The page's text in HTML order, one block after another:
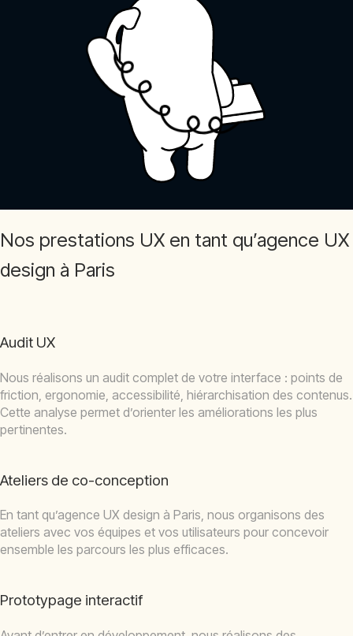
Nos prestations UX en tant qu’agence UX
design à Paris
Audit UX
Nous réalisons un audit complet de votre interface : points de
friction, ergonomie, accessibilité, hiérarchisation des contenus.
Cette analyse permet d’orienter les améliorations les plus
pertinentes.
Ateliers de co-conception
En tant qu’agence UX design à Paris, nous organisons des
ateliers avec vos équipes et vos utilisateurs pour concevoir
ensemble les parcours les plus efficaces.
Prototypage interactif